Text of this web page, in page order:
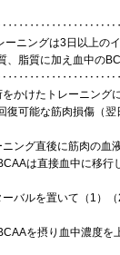
ーニングは3日以上の
、脂質に加え血中の
をかけたトレーニン
能な筋肉損傷（翌日
ニング直後に筋肉の
直接血中に移行し
ーバルを置いて（1）
を摂り血中濃度を